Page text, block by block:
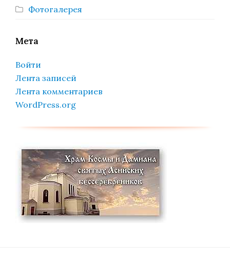
Фотогалерея
Мета
Войти
Лента записей
Лента комментариев
WordPress.org